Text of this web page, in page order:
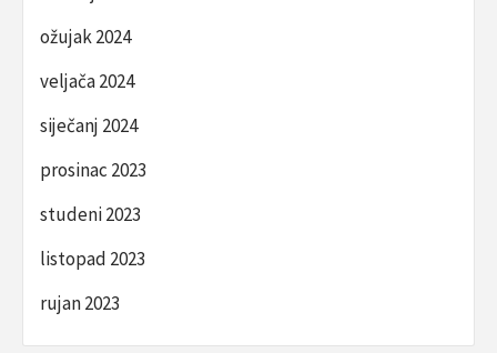
ožujak 2024
veljača 2024
siječanj 2024
prosinac 2023
studeni 2023
listopad 2023
rujan 2023